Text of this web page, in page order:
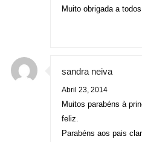
Muito obrigada a
sandra neiva
Abril 23, 2014
Muitos parabéns à
feliz.
Parabéns aos pais